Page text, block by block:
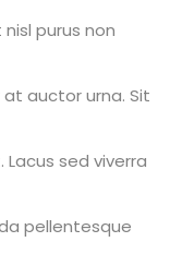
purus non
auctor urna. Sit
sed viverra
pellentesque